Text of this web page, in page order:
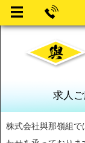
求人
株式会社與那嶺組で